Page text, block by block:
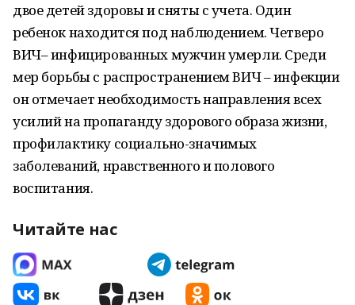
двое детей здоровы и сняты с учета. Один
ребенок находится под наблюдением. Четверо
ВИЧ– инфицированных мужчин умерли. Среди
мер борьбы с распространением ВИЧ – инфекции
он отмечает необходимость направления всех
усилий на пропаганду здорового образа жизни,
профилактику социально-значимых
заболеваний, нравственного и полового
воспитания.
Читайте нас